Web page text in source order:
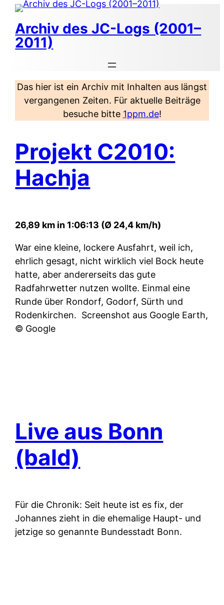
Zum
Inhalt
springen
Archiv des JC-Logs (2001–
2011)
Das hier ist ein Archiv mit Inhalten aus längst
vergangenen Zeiten. Für aktuelle Beiträge
besuche bitte 1ppm.de!
Projekt C2010:
Hachja
26,89 km in 1:06:13 (Ø 24,4 km/h)
War eine kleine, lockere Ausfahrt, weil ich,
ehrlich gesagt, nicht wirklich viel Bock heute
hatte, aber andererseits das gute
Radfahrwetter nutzen wollte. Einmal eine
Runde über Rondorf, Godorf, Sürth und
Rodenkirchen. Screenshot aus Google Earth,
© Google
Live aus Bonn
(bald)
Für die Chronik: Seit heute ist es fix, der
Johannes zieht in die ehemalige Haupt- und
jetzige so genannte Bundesstadt Bonn.